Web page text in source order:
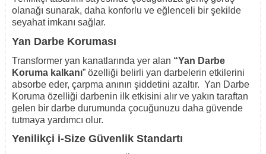
olanağı sunarak, daha konforlu ve eğlenceli bir şekilde
seyahat imkanı sağlar.
Yan Darbe Koruması
Transformer yan kanatlarında yer alan “Yan Darbe
Koruma kalkanı” özelliği belirli yan darbelerin etkilerini
absorbe eder, çarpma anının şiddetini azaltır. Yan Darbe
Koruma özelliği darbenin ilk etkisini alır ve yakın taraftan
gelen bir darbe durumunda çocuğunuzu daha güvende
tutmaya yardımcı olur.
Yenilikçi i-Size Güvenlik Standartı